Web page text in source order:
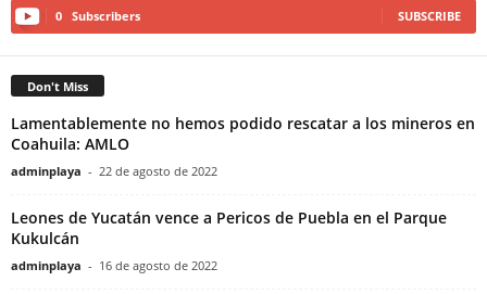
0 Subscribers SUBSCRIBE
Don't Miss
Lamentablemente no hemos podido rescatar a los mineros en
Coahuila: AMLO
adminplaya - 22 de agosto de 2022
Leones de Yucatán vence a Pericos de Puebla en el Parque
Kukulcán
adminplaya - 16 de agosto de 2022